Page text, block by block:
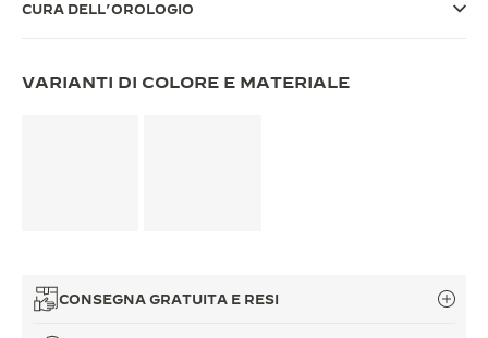
CURA DELL’OROLOGIO
VARIANTI DI COLORE E MATERIALE
CONSEGNA GRATUITA E RESI